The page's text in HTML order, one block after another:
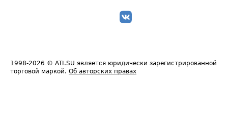
1998-2026 © ATI.SU является юридически зарегистрированной
торговой маркой. Об авторских правах